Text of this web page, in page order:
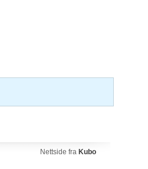
Nettside fra Kubo